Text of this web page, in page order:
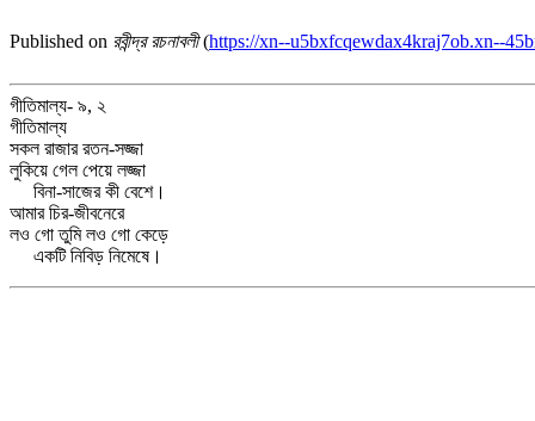
Published on রবীন্দ্র রচনাবলী(https://xn--u5bxfcqewdax4kraj7ob.xn--
গীতিমাল্য- ৯, ২
গীতিমাল্য
সকল রাজার রতন-সজ্জা
লুকিয়ে গেল পেয়ে লজ্জা
বিনা-সাজের কী বেশে।
আমার চির-জীবনেরে
লও গো তুমি লও গো কেড়ে
একটি নিবিড় নিমেষে।